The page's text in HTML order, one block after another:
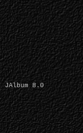
JAlbum 8.0